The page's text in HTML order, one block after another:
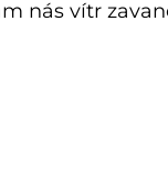
nás vítr